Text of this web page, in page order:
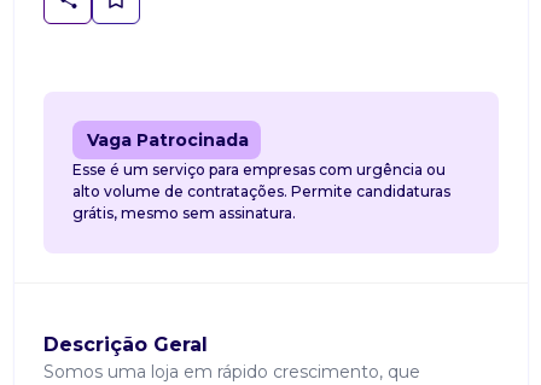
Vaga Patrocinada
Esse é um serviço para empresas com urgência ou
alto volume de contratações. Permite candidaturas
grátis, mesmo sem assinatura.
Descrição Geral
Somos uma loja em rápido crescimento, que